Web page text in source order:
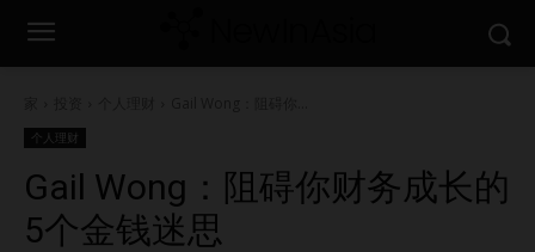
个人理财
Gail Wong：阻碍你财务成长的
5个金钱迷思